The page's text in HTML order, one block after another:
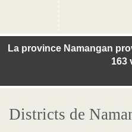
La province Namangan
163
Districts de